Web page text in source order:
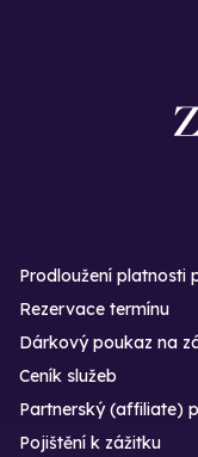
Prodloužení platnosti
Rezervace termínu
Dárkový poukaz na
Ceník služeb
Partnerský (affiliate)
Pojištění k zážitku